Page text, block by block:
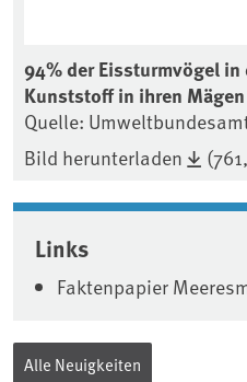
94% der Eissturmvögel in
Kunststoff in ihren Mägen
Quelle:
Bild herunterladen
Links
Faktenpapier
Alle Neuigkeiten